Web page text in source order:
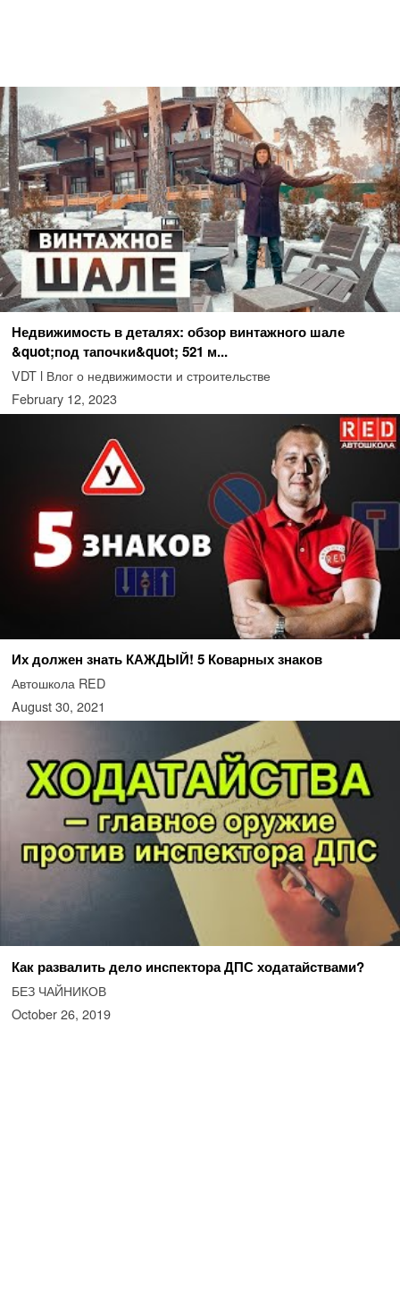
Недвижимость в деталях: обзор винтажного шале
&quot;под тапочки&quot; 521 м...
VDT l Влог о недвижимости и строительстве
February 12, 2023
Их должен знать КАЖДЫЙ! 5 Коварных знаков
Автошкола RED
August 30, 2021
Как развалить дело инспектора ДПС ходатайствами?
БЕЗ ЧАЙНИКОВ
October 26, 2019